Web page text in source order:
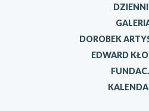
DOROBEK
EDWARD